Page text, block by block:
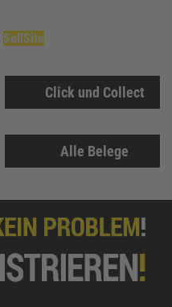
Click und Collect
Alle Belege
SellSite